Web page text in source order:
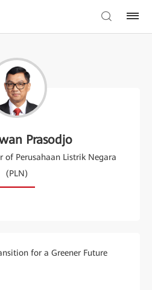
Prasodjo
of Perusahaan Listrik Negara
(PLN)
for a Greener Future